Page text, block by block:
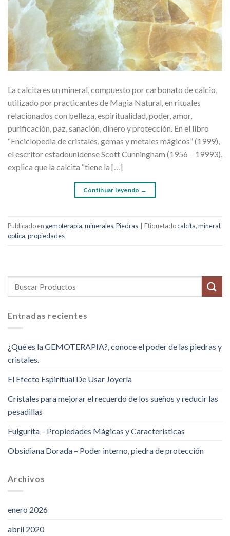
La calcita es un mineral, compuesto por carbonato de calcio,
utilizado por practicantes de Magia Natural, en rituales
relacionados con belleza, espiritualidad, poder, amor,
purificación, paz, sanación, dinero y protección. En el libro
“Enciclopedia de cristales, gemas y metales mágicos” (1999),
el escritor estadounidense Scott Cunningham (1956 – 19993),
explica que la calcita “tiene la […]
Continuar leyendo →
Publicado en gemoterapia,minerales,Piedras Etiquetadocalcita,mineral,
optica,propiedades
Entradas recientes
¿Qué es la GEMOTERAPIA?, conoce el poder de las piedras y
cristales.
El Efecto Espiritual De Usar Joyería
Cristales para mejorar el recuerdo de los sueños y reducir las
pesadillas
Fulgurita – Propiedades Mágicas y Caracteristicas
Obsidiana Dorada – Poder interno, piedra de protección
Archivos
enero 2026
abril 2020